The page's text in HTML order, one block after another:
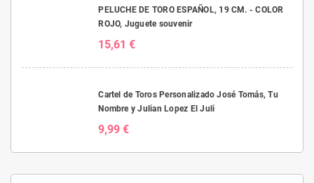
PELUCHE DE TORO ESPAÑOL, 19 CM. - COLOR
ROJO, Juguete souvenir
15,61 €
Cartel de Toros Personalizado José Tomás, Tu
Nombre y Julian Lopez El Juli
9,99 €